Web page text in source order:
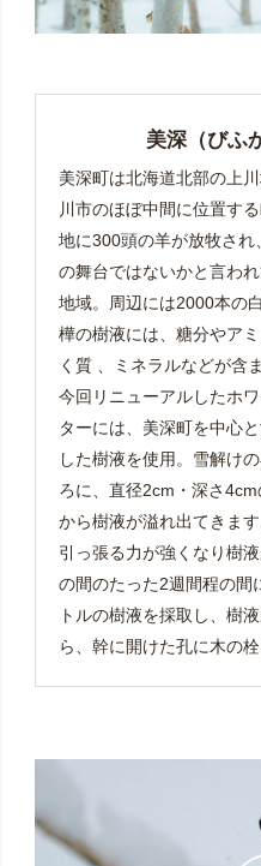
美深（びふ
美深町は北海道北部の上
川市のほぼ中間に位置す
地に300頭の羊が放牧さ
の舞台ではないかと言わ
地域。周辺には2000本の
樺の樹液には、糖分やア
く質 、ミネラルなどが含
今回リニューアルしたホ
ターには、美深町を中心
した樹液を使用。雪解け
ろに、直径2cm・深さ
から樹液が溢れ出てきま
引っ張る力が強くなり樹
の間のたった2週間程の間
トルの樹液を採取し、樹
ら、幹に開けた孔に木の栓